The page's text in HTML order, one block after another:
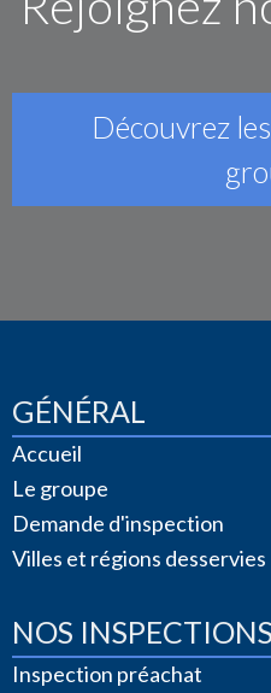
Découvrez
GÉNÉRAL
Accueil
Le groupe
Demande d'inspection
Villes et régions desservies
NOS INSPECTIONS
Inspection préachat